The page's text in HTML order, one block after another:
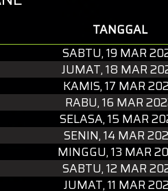
TANGGAL
SABTU, 19 MAR
JUMAT, 18 MAR
KAMIS, 17 MAR
RABU, 16 MAR
SELASA, 15 MAR
SENIN, 14 MAR
MINGGU, 13 MAR
SABTU, 12 MAR
JUMAT, 11 MAR